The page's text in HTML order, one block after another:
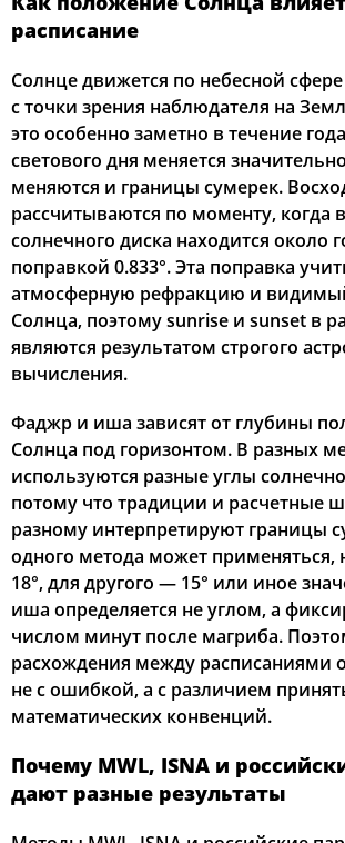
25, Вт 02:32
26, Ср 02:33 05:03 12:22 16:13
27, Чт 02:34 05:06 12:22 16:12
28, Пт 02:35 05:08 12:22 16:10
29, Сб 02:40 05:10 12:21 16:08
30, Вс 02:44 05:12 12:21 16:07
02:48 05:15 12:21 16:05
расписание
Солнце движется по небесной
с точки зрения наблюдателя на
это особенно заметно в течение
светового дня меняется
меняются и границы сумерек.
рассчитываются по моменту, когда
солнечного диска находится около
поправкой 0.833°. Эта поправка
атмосферную рефракцию и
Солнца, поэтому sunrise и sunset в
являются результатом строгого
вычисления.
Фаджр и иша зависят от глубины
Солнца под горизонтом. В разных
используются разные углы
потому что традиции и расчетные
разному интерпретируют границы
одного метода может применяться,
18°, для другого — 15° или иное
иша определяется не углом, а
числом минут после магриба.
расхождения между расписаниями
не с ошибкой, а с различием
математических конвенций.
Почему MWL, ISNA и
дают разные результаты